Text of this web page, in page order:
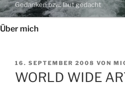
Gedanken bzw. laut gedacht
Über mich
VERÖFFENTLICHT
AM
16. SEPTEMBER 2008 VON
WORLD WIDE